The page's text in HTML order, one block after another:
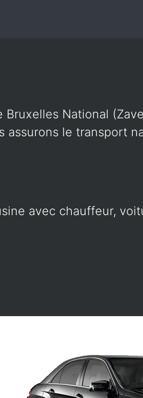
National
assurons le transport
avec chauffeur,